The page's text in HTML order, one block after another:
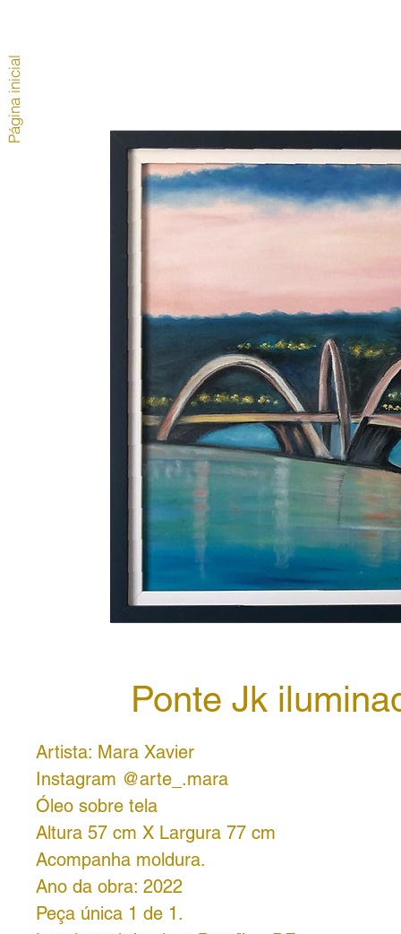
Ponte Jk
Artista: Mara Xavier
Instagram @arte_.mara
Óleo sobre tela
Altura 57 cm X Largura 77 cm
Acompanha moldura.
Ano da obra: 2022
Peça única 1 de 1.
Página inicial